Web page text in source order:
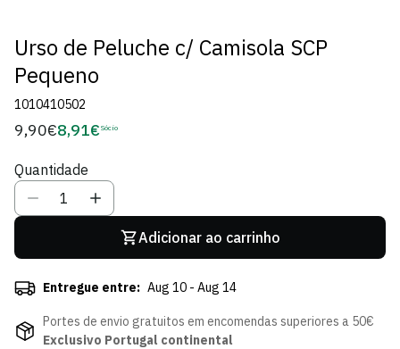
Urso de Peluche c/ Camisola SCP
Pequeno
1010410502
Preço
9,90€Preço
Sócio
8,91€ Sócio
Quantidade
Adicionar ao carrinho
Entregue entre: Aug 10 - Aug 14
Portes de envio gratuitos em encomendas superiores a 50€
Exclusivo Portugal continental